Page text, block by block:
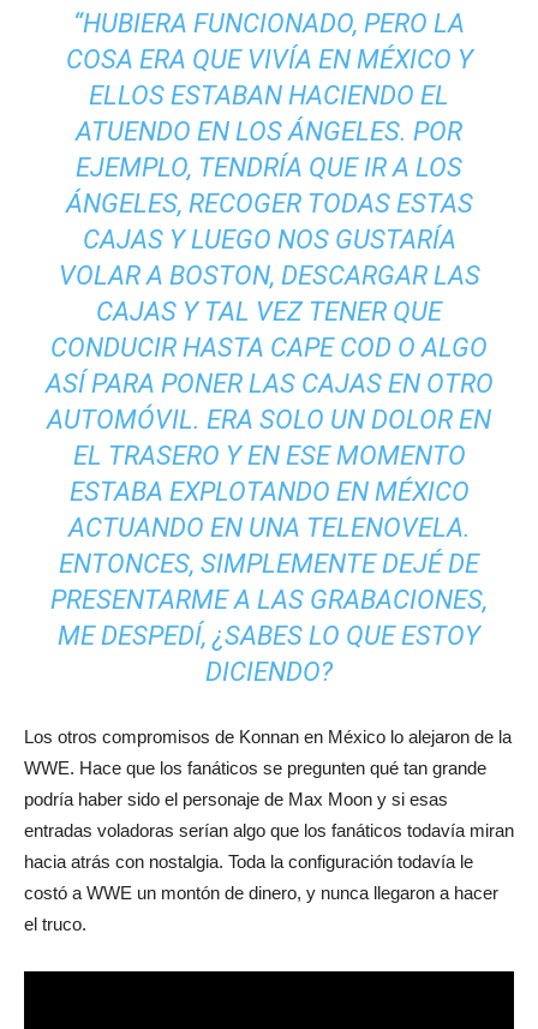
“HUBIERA FUNCIONADO, PERO LA
COSA ERA QUE VIVÍA EN MÉXICO Y
ELLOS ESTABAN HACIENDO EL
ATUENDO EN LOS ÁNGELES. POR
EJEMPLO, TENDRÍA QUE IR A LOS
ÁNGELES, RECOGER TODAS ESTAS
CAJAS Y LUEGO NOS GUSTARÍA
VOLAR A BOSTON, DESCARGAR LAS
CAJAS Y TAL VEZ TENER QUE
CONDUCIR HASTA CAPE COD O ALGO
ASÍ PARA PONER LAS CAJAS EN OTRO
AUTOMÓVIL. ERA SOLO UN DOLOR EN
EL TRASERO Y EN ESE MOMENTO
ESTABA EXPLOTANDO EN MÉXICO
ACTUANDO EN UNA TELENOVELA.
ENTONCES, SIMPLEMENTE DEJÉ DE
PRESENTARME A LAS GRABACIONES,
ME DESPEDÍ, ¿SABES LO QUE ESTOY
DICIENDO?
Los otros compromisos de Konnan en México lo alejaron de la
WWE. Hace que los fanáticos se pregunten qué tan grande
podría haber sido el personaje de Max Moon y si esas
entradas voladoras serían algo que los fanáticos todavía miran
hacia atrás con nostalgia. Toda la configuración todavía le
costó a WWE un montón de dinero, y nunca llegaron a hacer
el truco.